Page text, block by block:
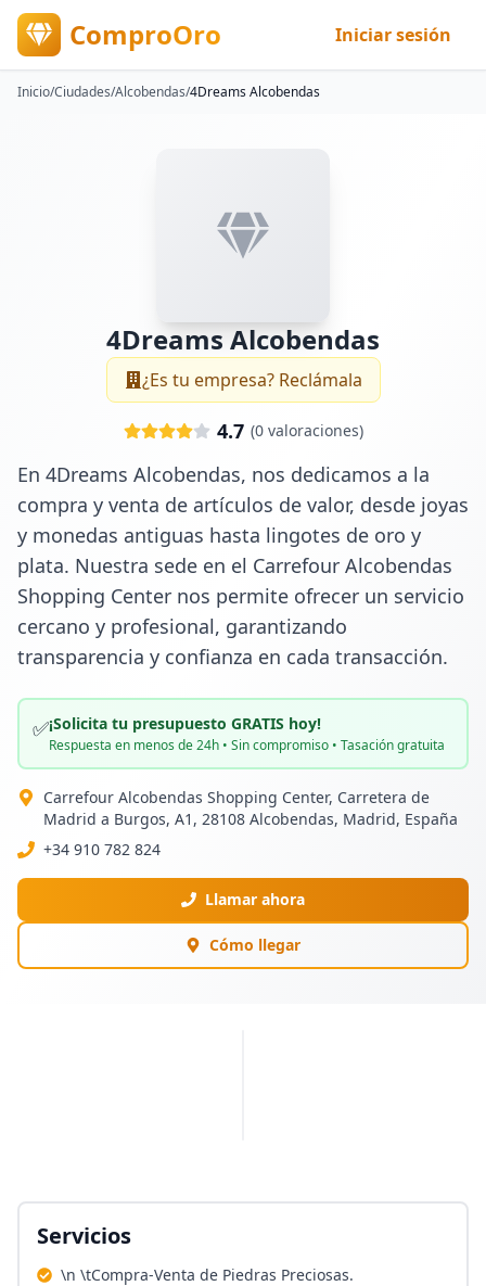
ComproOro Iniciar sesión
Inicio/Ciudades/Alcobendas/4Dreams Alcobendas
4Dreams Alcobendas
¿Es tu empresa? Reclámala
4.7 (0valoraciones)
En 4Dreams Alcobendas, nos dedicamos a la
compra y venta de artículos de valor, desde joyas
y monedas antiguas hasta lingotes de oro y
plata. Nuestra sede en el Carrefour Alcobendas
Shopping Center nos permite ofrecer un servicio
cercano y profesional, garantizando
transparencia y confianza en cada transacción.
✅¡Solicita tu presupuesto GRATIS hoy!
Respuesta en menos de 24h • Sin compromiso • Tasación gratuita
Carrefour Alcobendas Shopping Center, Carretera de
Madrid a Burgos, A1, 28108 Alcobendas, Madrid, España
+34 910 782 824
Llamar ahora
Cómo llegar
Servicios
\n \tCompra-Venta de Piedras Preciosas.